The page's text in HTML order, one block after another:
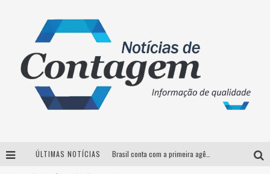
ÚLTIMAS NOTÍCIAS